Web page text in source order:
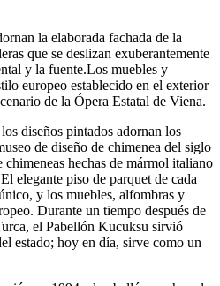
la elaborada fachada de la
que se deslizan exuberantemente
y la fuente.Los muebles y
europeo establecido en el exterior
de la Ópera Estatal de Viena.
diseños pintados adornan los
de diseño de chimenea del siglo
hechas de mármol italiano
elegante piso de parquet de cada
y los muebles, alfombras y
Durante un tiempo después de
el Pabellón Kucuksu sirvió
estado; hoy en día, sirve como un